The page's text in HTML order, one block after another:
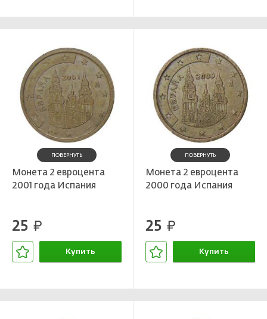
ПОВЕРНУТЬ
Монета 2 евроцента
2001 года Испания
25 руб.
Купить
ПОВЕРНУТЬ
Монета 2 евроцента
2000 года Испания
25 руб.
Купить